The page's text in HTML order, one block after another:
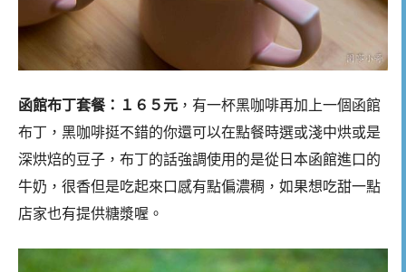
函館布丁套餐：１６５元 ，有一杯黑咖啡再加上一個函館
布丁，黑咖啡挺不錯的你還可以在點餐時選或淺中烘或是
深烘焙的豆子，布丁的話強調使用的是從日本函館進口的
牛奶，很香但是吃起來口感有點偏濃稠，如果想吃甜一點
店家也有提供糖漿喔。